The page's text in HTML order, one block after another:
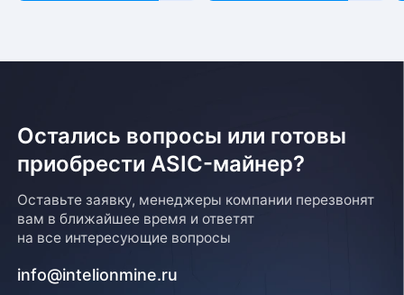
Остались вопросы или готовы
приобрести ASIC-майнер?
Оставьте заявку, менеджеры компании перезвонят
вам в ближайшее время и ответят
на все интересующие вопросы
info@intelionmine.ru